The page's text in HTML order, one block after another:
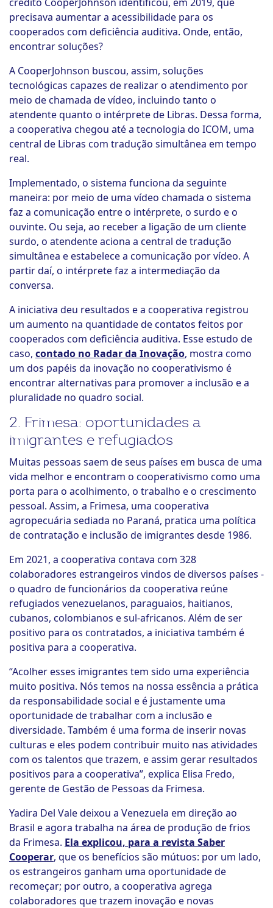
precisava aumentar a acessibilidade para os
cooperados com deficiência auditiva. Onde, então,
encontrar soluções?
A CooperJohnson buscou, assim, soluções
tecnológicas capazes de realizar o atendimento por
meio de chamada de vídeo, incluindo tanto o
atendente quanto o intérprete de Libras. Dessa forma,
a cooperativa chegou até a tecnologia do ICOM, uma
central de Libras com tradução simultânea em tempo
real.
Implementado, o sistema funciona da seguinte
maneira: por meio de uma vídeo chamada o sistema
faz a comunicação entre o intérprete, o surdo e o
ouvinte. Ou seja, ao receber a ligação de um cliente
surdo, o atendente aciona a central de tradução
simultânea e estabelece a comunicação por vídeo. A
partir daí, o intérprete faz a intermediação da
conversa.
A iniciativa deu resultados e a cooperativa registrou
um aumento na quantidade de contatos feitos por
cooperados com deficiência auditiva. Esse estudo de
caso, contado no Radar da Inovação, mostra como
um dos papéis da inovação no cooperativismo é
encontrar alternativas para promover a inclusão e a
pluralidade no quadro social.
2. Frimesa: oportunidades a
imigrantes e refugiados
Muitas pessoas saem de seus países em busca de uma
vida melhor e encontram o cooperativismo como uma
porta para o acolhimento, o trabalho e o crescimento
pessoal. Assim, a Frimesa, uma cooperativa
agropecuária sediada no Paraná, pratica uma política
de contratação e inclusão de imigrantes desde 1986.
Em 2021, a cooperativa contava com 328
colaboradores estrangeiros vindos de diversos países -
o quadro de funcionários da cooperativa reúne
refugiados venezuelanos, paraguaios, haitianos,
cubanos, colombianos e sul-africanos. Além de ser
positivo para os contratados, a iniciativa também é
positiva para a cooperativa.
“Acolher esses imigrantes tem sido uma experiência
muito positiva. Nós temos na nossa essência a prática
da responsabilidade social e é justamente uma
oportunidade de trabalhar com a inclusão e
diversidade. Também é uma forma de inserir novas
culturas e eles podem contribuir muito nas atividades
com os talentos que trazem, e assim gerar resultados
positivos para a cooperativa”, explica Elisa Fredo,
gerente de Gestão de Pessoas da Frimesa.
Yadira Del Vale deixou a Venezuela em direção ao
Brasil e agora trabalha na área de produção de frios
da Frimesa. Ela explicou, para a revista Saber
Cooperar, que os benefícios são mútuos: por um lado,
os estrangeiros ganham uma oportunidade de
recomeçar; por outro, a cooperativa agrega
colaboradores que trazem inovação e novas